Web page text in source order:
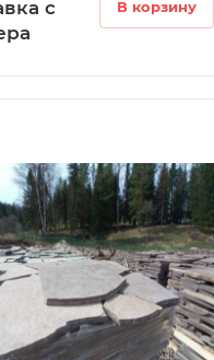
с
В корзину